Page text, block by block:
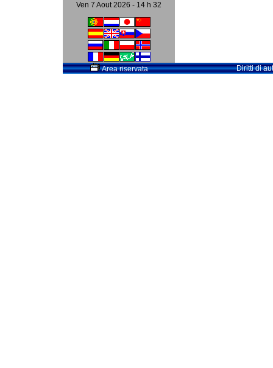
Ven 7 Aout 2026 - 14 h 32
Area riservata Diritti di